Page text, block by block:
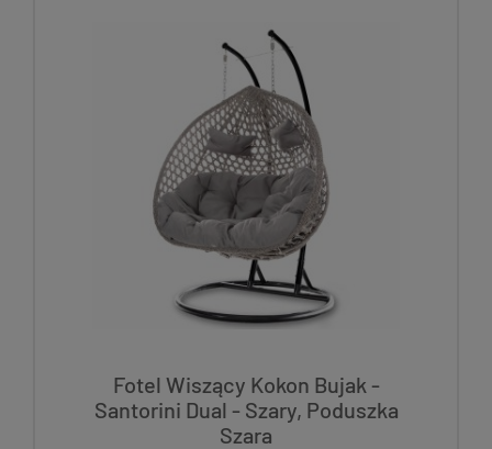
Fotel Wiszący Kokon Bujak -
Santorini Dual - Szary, Poduszka
Szara